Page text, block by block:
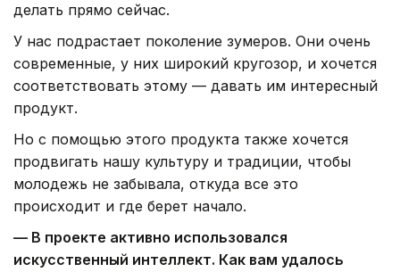
делать прямо сейчас.
У нас подрастает поколение зумеров. Они очень
современные, у них широкий кругозор, и хочется
соответствовать этому — давать им интересный
продукт.
Но с помощью этого продукта также хочется
продвигать нашу культуру и традиции, чтобы
молодежь не забывала, откуда все это
происходит и где берет начало.
— В проекте активно использовался
искусственный интеллект. Как вам удалось